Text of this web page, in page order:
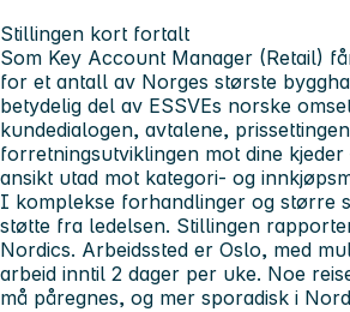
Stillingen kort fortalt
Som Key Account Manager (Retail)
for et antall av Norges største
betydelig del av ESSVEs norske
kundedialogen, avtalene,
forretningsutviklingen mot dine kjeder
ansikt utad mot kategori- og
I komplekse forhandlinger og større
støtte fra ledelsen. Stillingen
Nordics. Arbeidssted er Oslo, med
arbeid inntil 2 dager per uke. Noe
må påregnes, og mer sporadisk i